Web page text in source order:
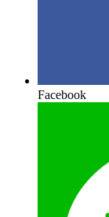
Facebook